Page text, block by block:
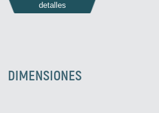
detalles
DIMENSIONES